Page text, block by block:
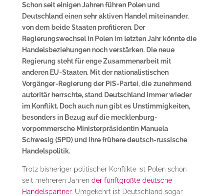
Schon seit einigen Jahren führen Polen und
Deutschland einen sehr aktiven Handel miteinander,
von dem beide Staaten profitieren. Der
Regierungswechsel in Polen im letzten Jahr könnte die
Handelsbeziehungen noch verstärken. Die neue
Regierung steht für enge Zusammenarbeit mit
anderen EU-Staaten. Mit der nationalistischen
Vorgänger-Regierung der PiS-Partei, die zunehmend
autoritär herrschte, stand Deutschland immer wieder
im Konflikt. Doch auch nun gibt es Unstimmigkeiten,
besonders in Bezug auf die mecklenburg-
vorpommersche Ministerpräsidentin Manuela
Schwesig (SPD) und ihre frühere deutsch-russische
Handelspolitik.
Trotz bisheriger politischer Konflikte ist Polen schon
seit mehreren Jahren der fünftgrößte deutsche
Handelspartner. Umgekehrt ist Deutschland sogar